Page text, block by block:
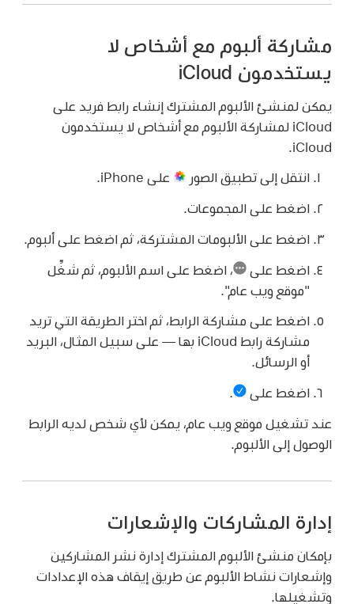
مشاركة ألبوم مع أشخاص لا
يستخدمون iCloud
يمكن لمنشئ الألبوم المشترك إنشاء رابط فريد على
iCloud لمشاركة الألبوم مع أشخاص لا يستخدمون
iCloud.
انتقل إلى تطبيق الصور على iPhone.
اضغط على المجموعات.
اضغط على الألبومات المشتركة، ثم اضغط على ألبوم.
اضغط على ،اضغط على اسم الألبوم، ثم شغِّل
"موقع ويب عام".
اضغط على مشاركة الرابط، ثم اختر الطريقة التي تريد
مشاركة رابط iCloud بها — على سبيل المثال، البريد
أو الرسائل.
اضغط على
عند تشغيل موقع ويب عام، يمكن لأي شخص لديه الرابط
الوصول إلى الألبوم.
إدارة المشاركات والإشعارات
بإمكان منشئ الألبوم المشترك إدارة نشر المشاركين
وإشعارات نشاط الألبوم عن طريق إيقاف هذه الإعدادات
وتشغيلها.